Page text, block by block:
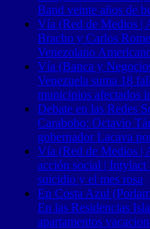
Band veinte años de
Vía (Red de Medios |
Bracho y Carlos
Venezolano
Vía (Banca y
Venezuela suma 18
municipios afectados
Debate en las Redes
Carabobo: Octavio
gobernador Lacava
Vía (Red de Medios |
acción social | Intylact
suicidio y el mes rosa
En Costa Azul
En las Residencias
apartamentos